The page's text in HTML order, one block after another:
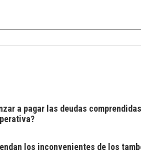
a pagar las deudas
los inconvenientes de los